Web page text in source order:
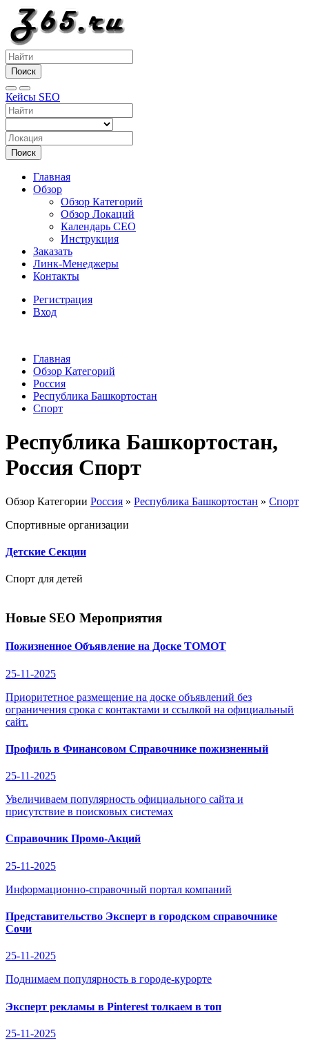
Поиск
Кейсы SEO
Поиск
Главная
Обзор
Обзор Категорий
Обзор Локаций
Календарь СЕО
Инструкция
Заказать
Линк-Менеджеры
Контакты
Регистрация
Вход
Главная
Обзор Категорий
Россия
Республика Башкортостан
Спорт
Республика Башкортостан,
Россия Спорт
Обзор Категории Россия » Республика Башкортостан » Спорт
Спортивные организации
Детские Секции
Спорт для детей
Новые SEO Мероприятия
Пожизненное Объявление на Доске ТОМОТ
25-11-2025
Приоритетное размещение на доске объявлений без
ограничения срока с контактами и ссылкой на официальный
сайт.
Профиль в Финансовом Справочнике пожизненный
25-11-2025
Увеличиваем популярность официального сайта и
присутствие в поисковых системах
Справочник Промо-Акций
25-11-2025
Информационно-справочный портал компаний
Представительство Эксперт в городском справочнике
Сочи
25-11-2025
Поднимаем популярность в городе-курорте
Эксперт рекламы в Pinterest толкаем в топ
25-11-2025